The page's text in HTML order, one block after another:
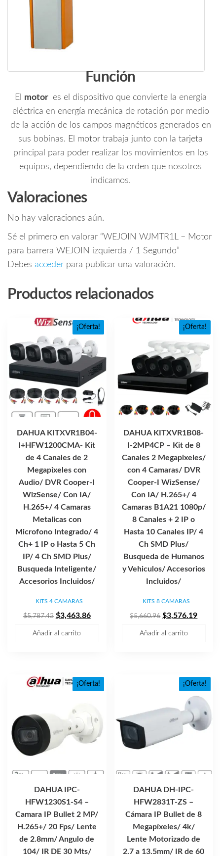
Función
El motor es el dispositivo que convierte la energía
eléctrica en energía mecánica de rotación por medio
de la acción de los campos magnéticos generados en
sus bobinas. El motor trabaja junto con la tarjeta
principal para poder realizar los movimientos en los
equipos, dependiendo de la orden que nosotros
indicamos.
Valoraciones
No hay valoraciones aún.
Sé el primero en valorar “WEJOIN WJMTR1L – Motor
para barrera WEJOIN izquierda / 1 Segundo”
Debes acceder para publicar una valoración.
Productos relacionados
¡Oferta!
DAHUA KITXVR1B04-
I+HFW1200CMA- Kit
de 4 Canales de 2
Megapixeles con
Audio/ DVR Cooper-I
WizSense/ Con IA/
H.265+/ 4 Camaras
Metalicas con
Microfono Integrado/ 4
Ch+ 1 IP o Hasta 5 Ch
IP/ 4 Ch SMD Plus/
Busqueda Inteligente/
Accesorios Incluidos/
KITS 4 CAMARAS
$5,787.43 El
$3,463.86El
Añadir al carrito
¡Oferta!
DAHUA KITXVR1B08-
I-2MP4CP – Kit de 8
Canales 2 Megapixeles/
con 4 Camaras/ DVR
Cooper-I WizSense/
Con IA/ H.265+/ 4
Camaras B1A21 1080p/
8 Canales + 2 IP o
Hasta 10 Canales IP/ 4
Ch SMD Plus/
Busqueda de Humanos
y Vehiculos/ Accesorios
Incluidos/
KITS 8 CAMARAS
$5,660.96 El
$3,576.19El
Añadir al carrito
¡Oferta!
DAHUA IPC-
HFW1230S1-S4 –
Camara IP Bullet 2 MP/
H.265+/ 20 Fps/ Lente
de 2.8mm/ Angulo de
104/ IR DE 30 Mts/
¡Oferta!
DAHUA DH-IPC-
HFW2831T-ZS –
Cámara IP Bullet de 8
Megapíxeles/ 4k/
Lente Motorizado de
2.7 a 13.5mm/ IR de 60